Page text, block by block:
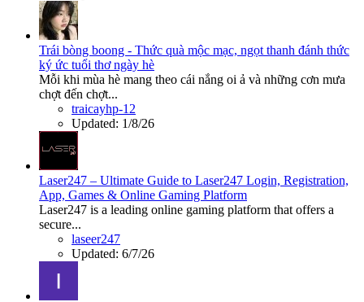
Trái bòng boong - Thức quà mộc mạc, ngọt thanh đánh thức
ký ức tuổi thơ ngày hè
Mỗi khi mùa hè mang theo cái nắng oi ả và những cơn mưa
chợt đến chợt...
traicayhp-12
Updated: 1/8/26
Laser247 – Ultimate Guide to Laser247 Login, Registration,
App, Games & Online Gaming Platform
Laser247 is a leading online gaming platform that offers a
secure...
laseer247
Updated: 6/7/26